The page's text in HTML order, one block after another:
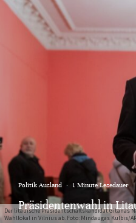
Der litauische Präsidentschaftskandidat Gitanas
Wahllokal in Vilnius ab. Foto: Mindaugas Kulbis/
Politik Ausland · 1 Minute Lesedauer
Präsidentenwahl in